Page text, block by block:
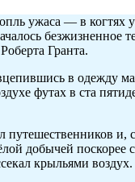
ужаса — в когтях
безжизненное
Гранта.
в одежду
футах в ста
путешественников и,
добычей поскорее
крыльями воздух.